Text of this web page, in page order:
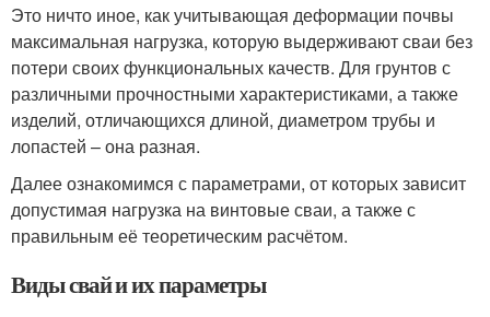
Это ничто иное, как учитывающая деформации почвы
максимальная нагрузка, которую выдерживают сваи без
потери своих функциональных качеств. Для грунтов с
различными прочностными характеристиками, а также
изделий, отличающихся длиной, диаметром трубы и
лопастей – она разная.
Далее ознакомимся с параметрами, от которых зависит
допустимая нагрузка на винтовые сваи, а также с
правильным её теоретическим расчётом.
Виды свай и их параметры